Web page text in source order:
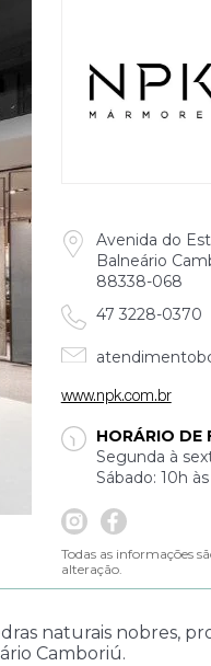
Avenida do
Balneário
88338-068
47 3228-0370
www.npk.com.br
HORÁRIO DE
Segunda à
Sábado: 10h às
Todas as informações
alteração.
naturais nobres,
Camboriú.